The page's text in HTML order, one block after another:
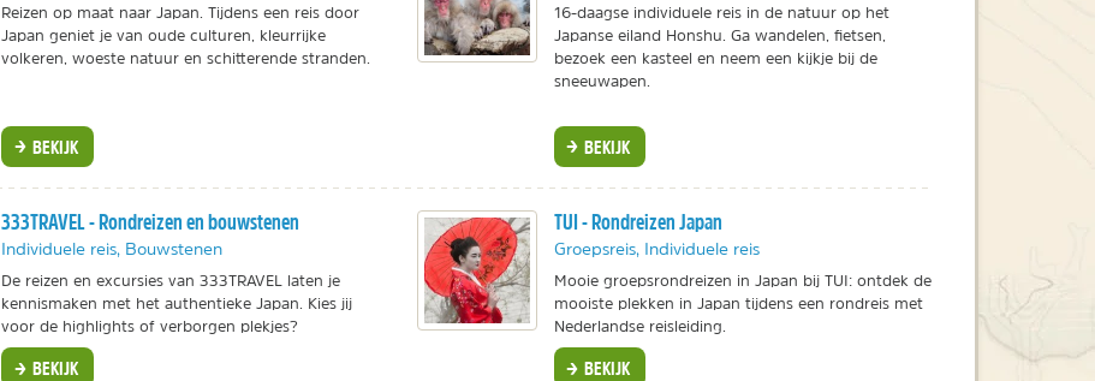
Reizen op maat naar Japan. Tijdens een reis door
Japan geniet je van oude culturen, kleurrijke
volkeren, woeste natuur en schitterende stranden.
BEKIJK
16-daagse individuele reis in de natuur op het
Japanse eiland Honshu. Ga wandelen, fietsen,
bezoek een kasteel en neem een kijkje bij de
sneeuwapen.
BEKIJK
333TRAVEL - Rondreizen en bouwstenen
Individuele reis, Bouwstenen
De reizen en excursies van 333TRAVEL laten je
kennismaken met het authentieke Japan. Kies jij
voor de highlights of verborgen plekjes?
BEKIJK
TUI - Rondreizen Japan
Groepsreis, Individuele reis
Mooie groepsrondreizen in Japan bij TUI: ontdek de
mooiste plekken in Japan tijdens een rondreis met
Nederlandse reisleiding.
BEKIJK